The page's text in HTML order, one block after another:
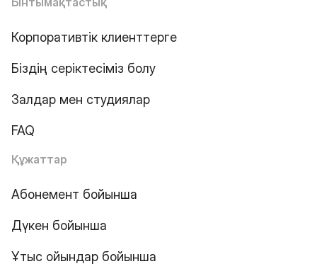
Корпоративтік клиенттерге
Біздің серіктесіміз болу
Залдар мен студиялар
FAQ
Құжаттар
Абонемент бойынша
Дүкен бойынша
Ұтыс ойындар бойынша